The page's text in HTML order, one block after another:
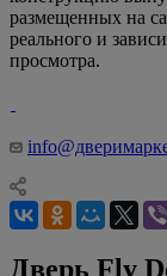
размещенных на
реального и
просмотра.
Дверь Fly